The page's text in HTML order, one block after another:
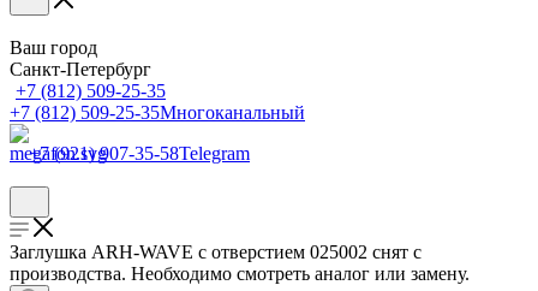
Ваш город
Санкт-Петербург
+7 (812) 509-25-35
+7 (812) 509-25-35Многоканальный
+7 (921) 907-35-58Telegram
Заглушка ARH-WAVE c отверстием 025002 снят с
производства. Необходимо смотреть аналог или замену.